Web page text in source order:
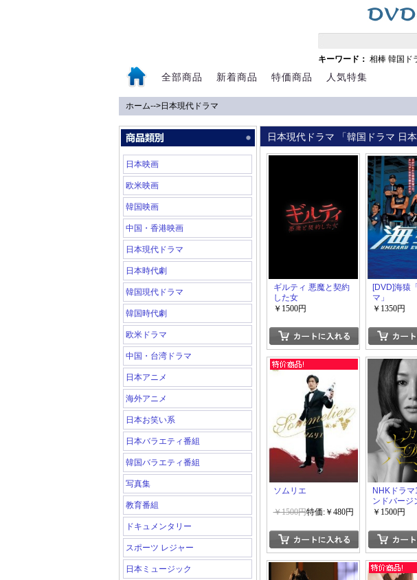
キーワード： 相棒 韓国ド
全部商品 新着商品 特価商品 人気特集
ホーム-->日本現代ドラマ
日本映画
欧米映画
韓国映画
中国・香港映画
日本現代ドラマ
日本時代劇
韓国現代ドラマ
韓国時代劇
欧米ドラマ
中国・台湾ドラマ
日本アニメ
海外アニメ
日本お笑い系
日本バラエティ番組
韓国バラエティ番組
写真集
教育番組
ドキュメンタリー
スポーツ レジャー
日本ミュージック
日本現代ドラマ 「韓国ドラマ 日
ギルティ 悪魔と契約
した女
￥1500円
[DVD]海猿
マ」
￥1350円
ソムリエ
￥1500円特価:￥480円
NHKドラ
ンドバージ
￥1500円
0